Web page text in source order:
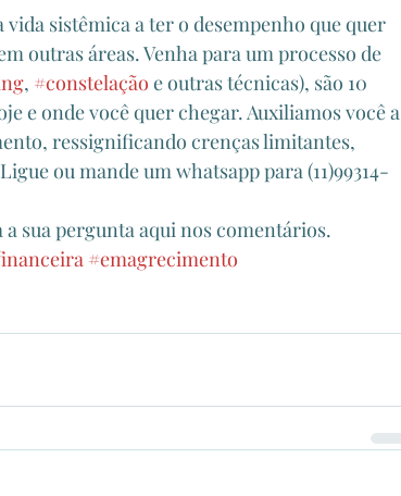
sistêmica a ter o desempenho que quer
outras áreas. Venha para um processo de
, #constelação e outras técnicas), são 10
e onde você quer chegar. Auxiliamos você a
ressignificando crenças limitantes,
ou mande um whatsapp para (11)99314-
a sua pergunta aqui nos comentários.
#emagrecimento